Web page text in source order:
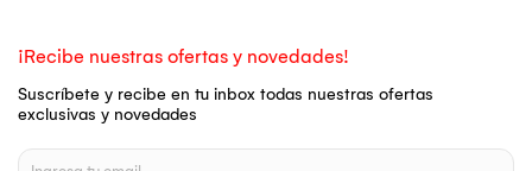
¡Recibe nuestras ofertas y novedades!
Suscríbete y recibe en tu inbox todas nuestras ofertas
exclusivas y novedades